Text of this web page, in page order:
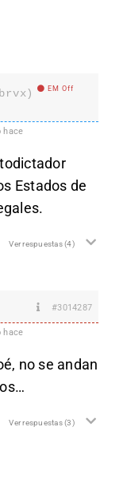
EM Off
hace
Estados de
Ver respuestas(4)
#3014287
hace
no se andan
Ver respuestas(3)